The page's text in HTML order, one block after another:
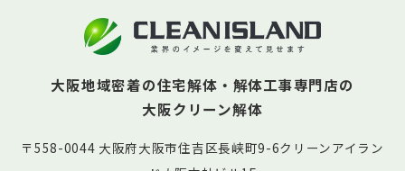
大阪地域密着の住宅解体・解体工事専門店の
大阪クリーン解体
〒558-0044 大阪府大阪市住吉区長峡町9-6クリーンアイラン